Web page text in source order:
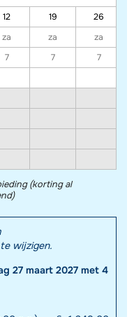
12 19
26
za za
za
7 7 7
(korting al
wijzigen.
27 maart 2027 met 4